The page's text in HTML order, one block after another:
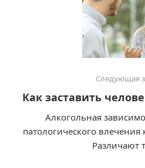
Следующая
Как заставить
Алкогольная
патологического
Различают